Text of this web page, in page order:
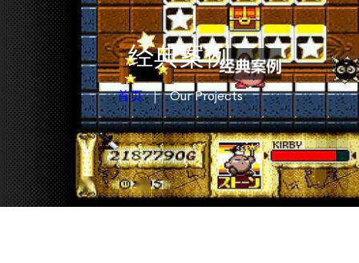
经典案例
首页 Our Projects